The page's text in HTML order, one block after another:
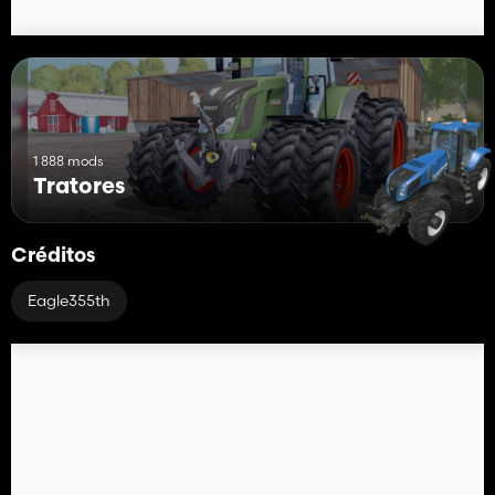
1 888 mods
Tratores
Créditos
Eagle355th